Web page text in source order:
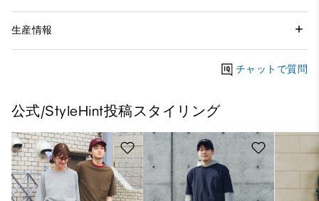
生産情報
チャットで質問
公式/StyleHint投稿スタイリング